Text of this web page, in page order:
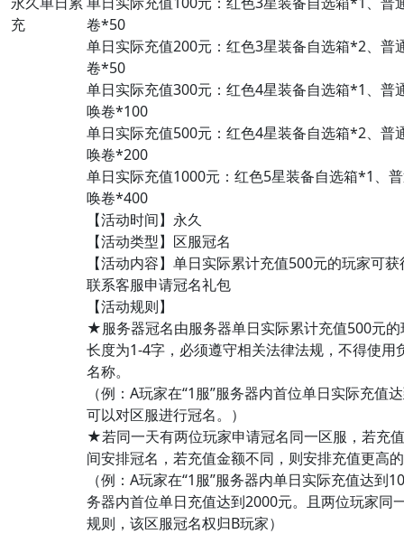
充
卷*50
单日实际充值200元：红色3星装备自选箱*2、普
卷*50
单日实际充值300元：红色4星装备自选箱*1、普
唤卷*100
单日实际充值500元：红色4星装备自选箱*2、普
唤卷*200
单日实际充值1000元：红色5星装备自选箱*1、
唤卷*400
【活动时间】永久
【活动类型】区服冠名
【活动内容】单日实际累计充值500元的玩家可
联系客服申请冠名礼包
【活动规则】
★服务器冠名由服务器单日实际累计充值500元
长度为1-4字，必须遵守相关法律法规，不得使用
名称。
（例：A玩家在“1服”服务器内首位单日实际充值
可以对区服进行冠名。）
★若同一天有两位玩家申请冠名同一区服，若充
间安排冠名，若充值金额不同，则安排充值更高
（例：A玩家在“1服”服务器内单日实际充值达到
务器内首位单日充值达到2000元。且两位玩家同
规则，该区服冠名权归B玩家）